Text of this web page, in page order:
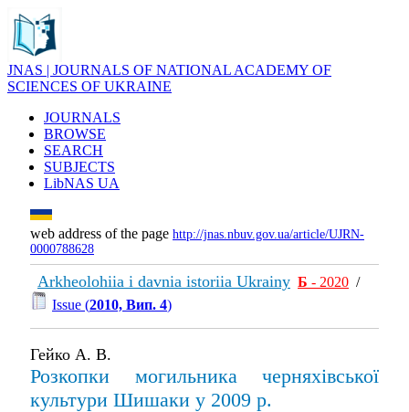
JNAS | JOURNALS OF NATIONAL ACADEMY OF
SCIENCES OF UKRAINE
JOURNALS
BROWSE
SEARCH
SUBJECTS
LibNAS UA
web address of the page http://jnas.nbuv.gov.ua/article/UJRN-
0000788628
Arkheolohiia i davnia istoriia Ukrainy Б - 2020 /
Issue (2010, Вип. 4)
Гейко А. В.
Розкопки могильника черняхівської
культури Шишаки у 2009 р.